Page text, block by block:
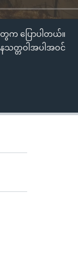
က ပြောပါတယ်။
သတ္တဝါအပါအဝင်